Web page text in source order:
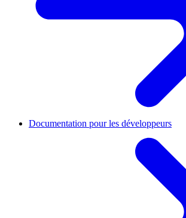
Documentation pour les développeurs